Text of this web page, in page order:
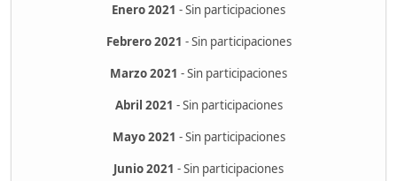
Enero 2021 - Sin participaciones
Febrero 2021 - Sin participaciones
Marzo 2021 - Sin participaciones
Abril 2021 - Sin participaciones
Mayo 2021 - Sin participaciones
Junio 2021 - Sin participaciones